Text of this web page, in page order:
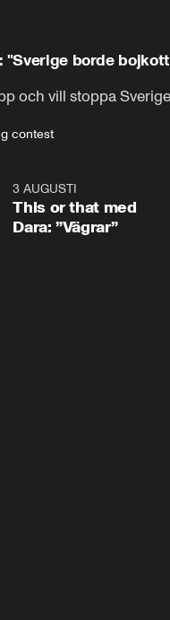
"Sverige borde
och vill stoppa
contest
3 AUGUSTI
This or that med
Dara: ”Vägrar”